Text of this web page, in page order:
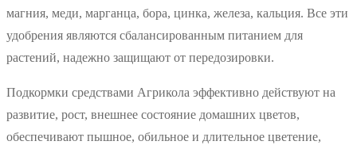
магния, меди, марганца, бора, цинка, железа, кальция. Все эти
удобрения являются сбалансированным питанием для
растений, надежно защищают от передозировки.
Подкормки средствами Агрикола эффективно действуют на
развитие, рост, внешнее состояние домашних цветов,
обеспечивают пышное, обильное и длительное цветение,